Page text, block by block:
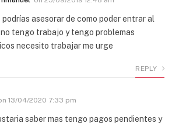
podrías asesorar de como poder entrar al
tengo trabajo y tengo problemas
necesito trabajar me urge
REPLY
13/04/2020 7:33 pm
saber mas tengo pagos pendientes y